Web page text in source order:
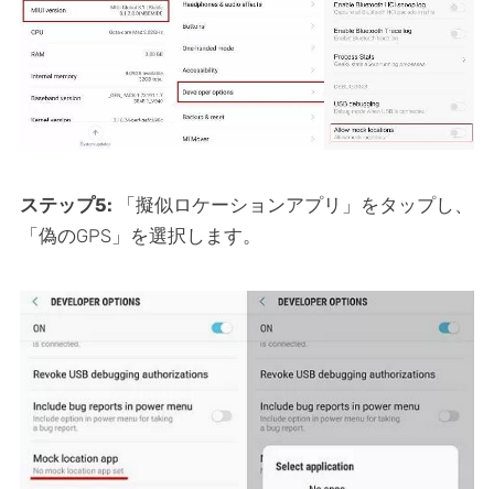
ステップ5: 「擬似ロケーションアプリ」をタップし、
「偽のGPS」を選択します。